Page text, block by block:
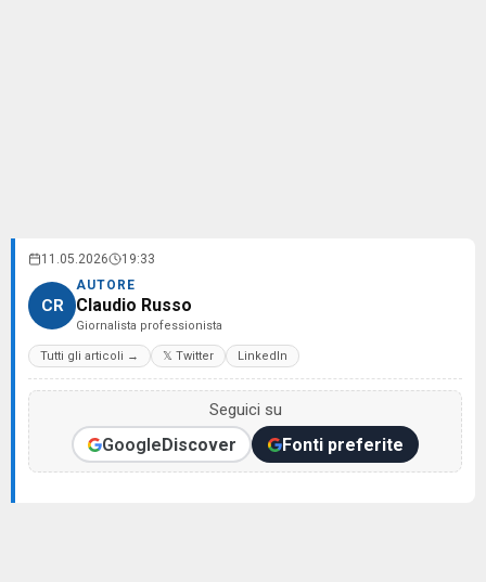
11.05.2026 19:33
CR
AUTORE
Claudio Russo
Giornalista professionista
Tutti gli articoli → 𝕏 Twitter LinkedIn
Seguici su
GoogleDiscover Fonti preferite